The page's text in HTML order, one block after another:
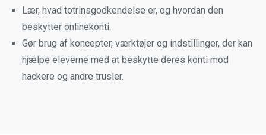
Lær, hvad totrinsgodkendelse er, og hvordan den
beskytter onlinekonti.
Gør brug af koncepter, værktøjer og indstillinger, der kan
hjælpe eleverne med at beskytte deres konti mod
hackere og andre trusler.